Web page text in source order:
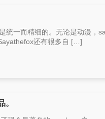
统一而精细的。无论是动漫，
还有很多自 […]